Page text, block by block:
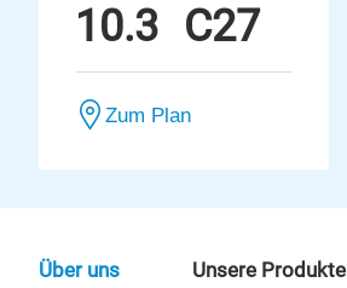
10.3 C27
Zum Plan
Über uns Unsere Produkte